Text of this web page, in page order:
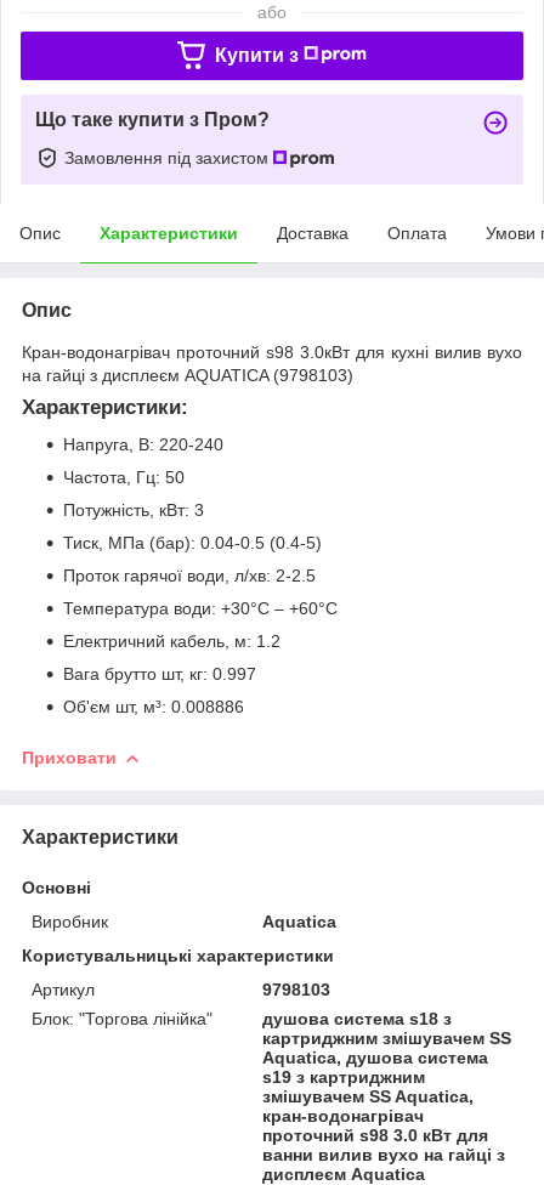
або
Купити з
Що таке купити з Пром?
Замовлення під захистом
Опис Характеристики Доставка Оплата Умови
Опис
Кран-водонагрівач проточний s98 3.0кВт для кухні вилив вухо
на гайці з дисплеєм AQUATICA (9798103)
Характеристики:
Напруга, В: 220-240
Частота, Гц: 50
Потужність, кВт: 3
Тиск, МПа (бар): 0.04-0.5 (0.4-5)
Проток гарячої води, л/хв: 2-2.5
Температура води: +30°С – +60°С
Електричний кабель, м: 1.2
Вага брутто шт, кг: 0.997
Об'єм шт, м³: 0.008886
Приховати
Характеристики
Основні
Виробник
Aquatica
Користувальницькі характеристики
Артикул
9798103
Блок: "Торгова лінійка"
душова система s18 з
картриджним змішувачем SS
Aquatica, душова система
s19 з картриджним
змішувачем SS Aquatica,
кран-водонагрівач
проточний s98 3.0 кВт для
ванни вилив вухо на гайці з
дисплеєм Aquatica